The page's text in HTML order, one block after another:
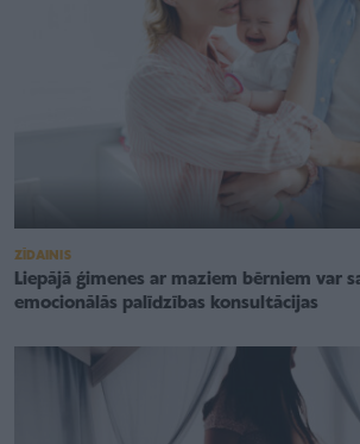
ZĪDAINIS
Liepājā ģimenes ar maziem bērniem var
emocionālās palīdzības konsultācijas